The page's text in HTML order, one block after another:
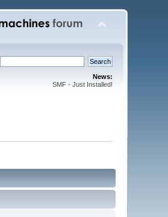
News:
SMF - Just Installed!